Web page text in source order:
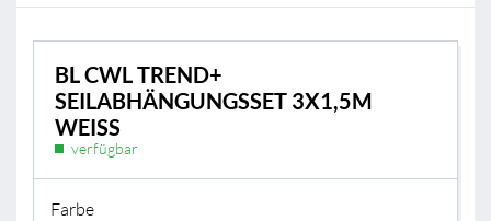
BL CWL TREND+
SEILABHÄNGUNGSSET 3X1,5M
WEISS
verfügbar
Farbe